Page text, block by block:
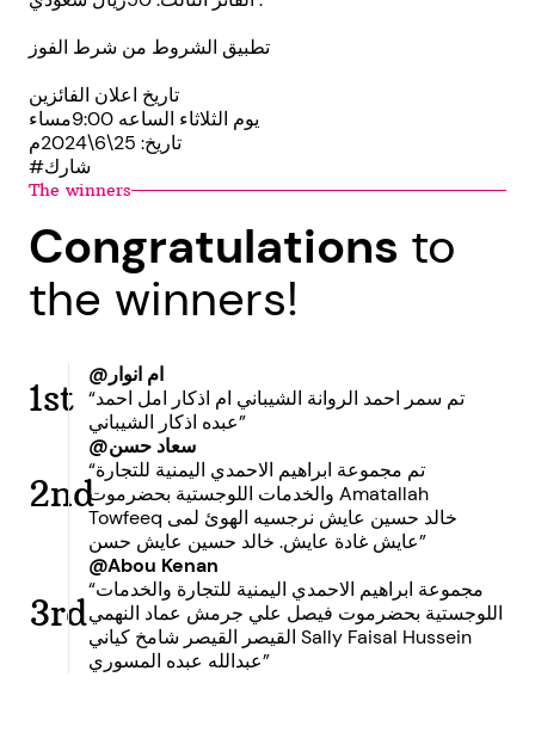
تطبيق الشروط من شرط الفوز
تاريخ اعلان الفائزين
يوم الثلاثاء الساعه 9:00مساء
تاريخ: 25\6\2024م
#شارك
The winners
Congratulations to
the winners!
1st
@ام انوار
“تم سمر احمد الروانة الشيباني ام اذكار امل احمد
عبده اذكار الشيباني”
2nd
@سعاد حسن
“تم مجموعة ابراهيم الاحمدي اليمنية للتجارة
والخدمات اللوجستية بحضرموت Amatallah
Towfeeq خالد حسين عايش نرجسيه الهوئ لمى
عايش غادة عايش. خالد حسين عايش حسن”
3rd
@Abou Kenan
“مجموعة ابراهيم الاحمدي اليمنية للتجارة والخدمات
اللوجستية بحضرموت فيصل علي جرمش عماد النهمي
القيصر القيصر شامخ كياني Sally Faisal Hussein
عبدالله عبده المسوري”